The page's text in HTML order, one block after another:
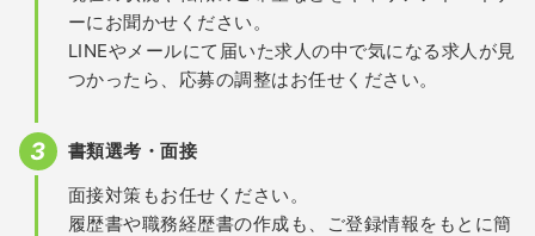
ーにお聞かせください。
LINEやメールにて届いた求人の中で気になる求人が見
つかったら、応募の調整はお任せください。
書類選考・面接
面接対策もお任せください。
履歴書や職務経歴書の作成も、ご登録情報をもとに簡